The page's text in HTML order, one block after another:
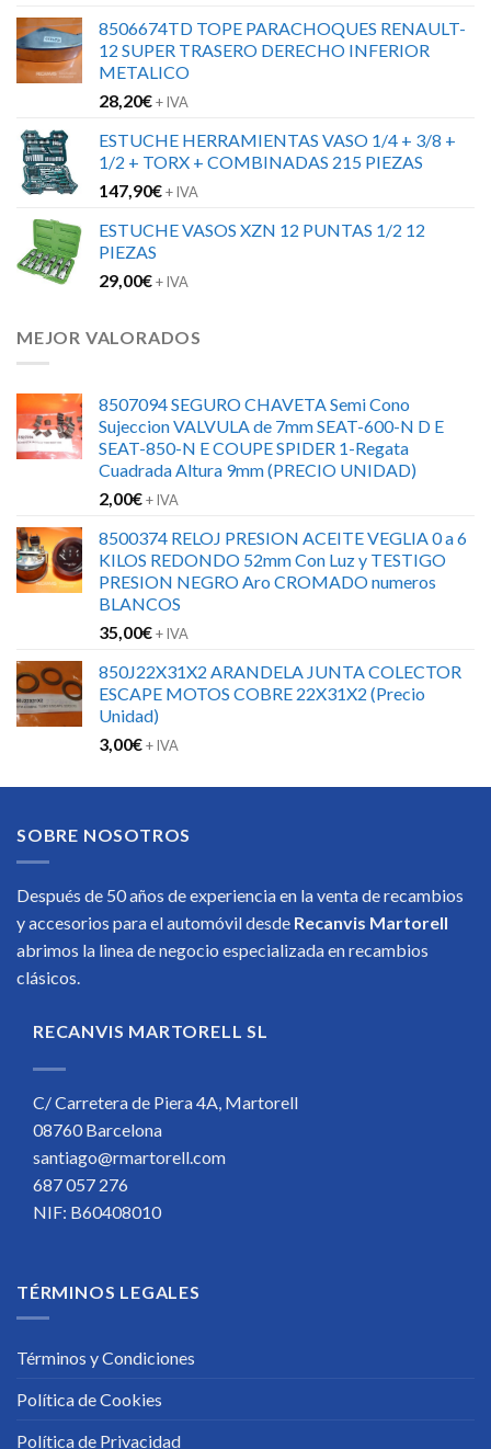
8506674TD TOPE PARACHOQUES RENAULT-
12 SUPER TRASERO DERECHO INFERIOR
METALICO
28,20€+ IVA
ESTUCHE HERRAMIENTAS VASO 1/4 + 3/8 +
1/2 + TORX + COMBINADAS 215 PIEZAS
147,90€+ IVA
ESTUCHE VASOS XZN 12 PUNTAS 1/2 12
PIEZAS
29,00€+ IVA
MEJOR VALORADOS
8507094 SEGURO CHAVETA Semi Cono
Sujeccion VALVULA de 7mm SEAT-600-N D E
SEAT-850-N E COUPE SPIDER 1-Regata
Cuadrada Altura 9mm (PRECIO UNIDAD)
2,00€+ IVA
8500374 RELOJ PRESION ACEITE VEGLIA 0 a 6
KILOS REDONDO 52mm Con Luz y TESTIGO
PRESION NEGRO Aro CROMADO numeros
BLANCOS
35,00€+ IVA
850J22X31X2 ARANDELA JUNTA COLECTOR
ESCAPE MOTOS COBRE 22X31X2 (Precio
Unidad)
3,00€+ IVA
SOBRE NOSOTROS
Después de 50 años de experiencia en la venta de recambios
y accesorios para el automóvil desde Recanvis Martorell
abrimos la linea de negocio especializada en recambios
clásicos.
RECANVIS MARTORELL SL
C/ Carretera de Piera 4A, Martorell
08760 Barcelona
santiago@rmartorell.com
687 057 276
NIF: B60408010
TÉRMINOS LEGALES
Términos y Condiciones
Política de Cookies
Política de Privacidad